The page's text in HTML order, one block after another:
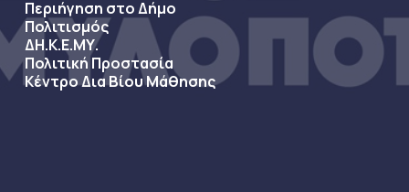
Περιήγηση στο Δήμο
Πολιτισμός
ΔΗ.Κ.Ε.ΜΥ.
Πολιτική Προστασία
Κέντρο Δια Βίου Μάθησης